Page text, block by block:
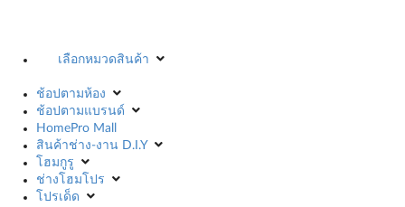
เลือกหมวดสินค้า
ช้อปตามห้อง
ช้อปตามแบรนด์
HomePro Mall
สินค้าช่าง-งาน D.I.Y
โฮมกูรู
ช่างโฮมโปร
โปรเด็ด